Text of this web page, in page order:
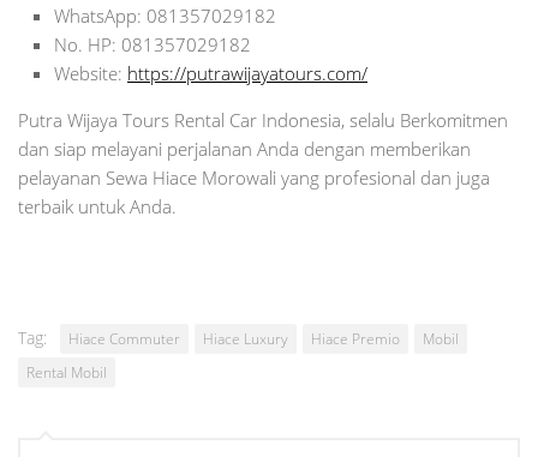
WhatsApp: 081357029182
No. HP: 081357029182
Website: https://putrawijayatours.com/
Putra Wijaya Tours Rental Car Indonesia, selalu Berkomitmen
dan siap melayani perjalanan Anda dengan memberikan
pelayanan Sewa Hiace Morowali yang profesional dan juga
terbaik untuk Anda.
Tag: Hiace Commuter Hiace Luxury Hiace Premio
Mobil
Rental Mobil